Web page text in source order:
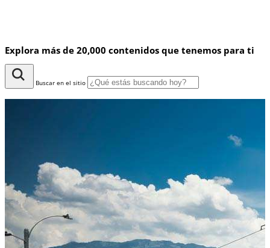
Explora más de 20,000 contenidos que tenemos para ti
Buscar en el sitio